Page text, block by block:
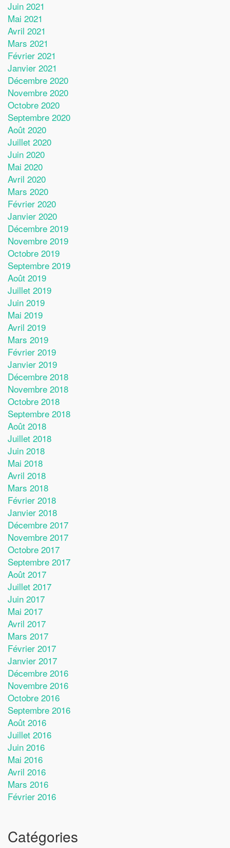
Juin 2021
Mai 2021
Avril 2021
Mars 2021
Février 2021
Janvier 2021
Décembre 2020
Novembre 2020
Octobre 2020
Septembre 2020
Août 2020
Juillet 2020
Juin 2020
Mai 2020
Avril 2020
Mars 2020
Février 2020
Janvier 2020
Décembre 2019
Novembre 2019
Octobre 2019
Septembre 2019
Août 2019
Juillet 2019
Juin 2019
Mai 2019
Avril 2019
Mars 2019
Février 2019
Janvier 2019
Décembre 2018
Novembre 2018
Octobre 2018
Septembre 2018
Août 2018
Juillet 2018
Juin 2018
Mai 2018
Avril 2018
Mars 2018
Février 2018
Janvier 2018
Décembre 2017
Novembre 2017
Octobre 2017
Septembre 2017
Août 2017
Juillet 2017
Juin 2017
Mai 2017
Avril 2017
Mars 2017
Février 2017
Janvier 2017
Décembre 2016
Novembre 2016
Octobre 2016
Septembre 2016
Août 2016
Juillet 2016
Juin 2016
Mai 2016
Avril 2016
Mars 2016
Février 2016
Catégories